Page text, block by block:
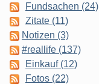
Fundsachen (24)
Zitate (11)
Notizen (3)
#reallife (137)
Einkauf (12)
Fotos (22)